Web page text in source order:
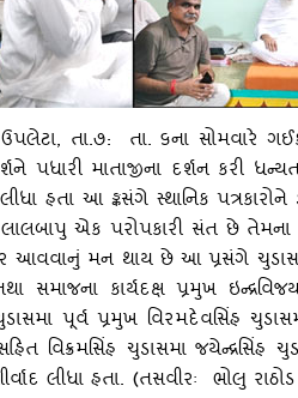
ઉપલેટા, તા.૭: તા. ૬ના સોમવારે
પધારી માતાજીના દર્શન કરી
હતા આ ઙ્કસંગે સ્‍થાનિક
એક પરોપકારી સંત છે તેમના
આવવાનું મન થાય છે આ પ્રસંગે
સમાજના કાર્યદક્ષ પ્રમુખ
પૂર્વ પ્રમુખ વિરમદેવસિંહ
વિક્રમસિંહ ચુડાસમા
લીધા હતા. (તસવીરઃ ભોલુ